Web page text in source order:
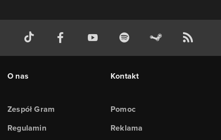
O nas
Zespół Gram
Regulamin
Kontakt
Pomoc
Reklama